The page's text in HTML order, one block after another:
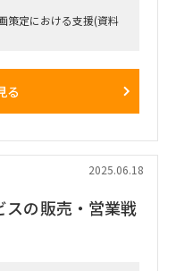
策定における支援(資料
る
2025.06.18
スの販売・営業戦